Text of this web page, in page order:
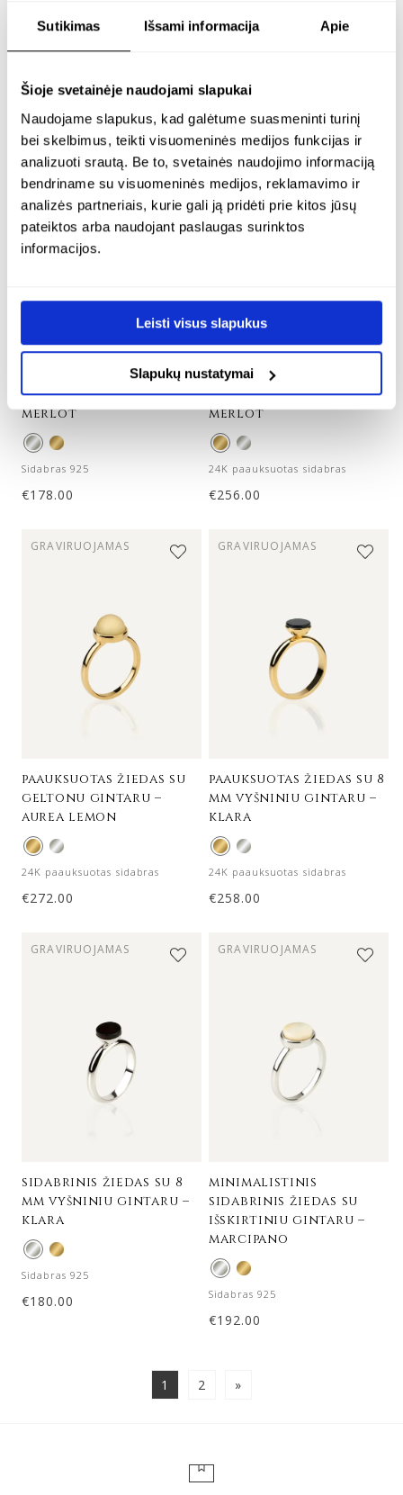
Sutikimas Išsami informacija Apie
Šioje svetainėje naudojami slapukai
Naudojame slapukus, kad galėtume suasmeninti turinį
bei skelbimus, teikti visuomeninės medijos funkcijas ir
analizuoti srautą. Be to, svetainės naudojimo informaciją
bendriname su visuomeninės medijos, reklamavimo ir
analizės partneriais, kurie gali ją pridėti prie kitos jūsų
pateiktos arba naudojant paslaugas surinktos
informacijos.
Leisti visus slapukus
Slapukų nustatymai
€188.00 €188.00
GRAVIRUOJAMAS
sidabrinis žiedas su 8
mm vyšniniu gintaru –
merlot
Sidabras 925
€178.00
GRAVIRUOJAMAS
paauksuotas žiedas su 8
mm vyšniniu gintaru –
merlot
24K paauksuotas sidabras
€256.00
GRAVIRUOJAMAS
paauksuotas žiedas su
geltonu gintaru –
aurea lemon
24K paauksuotas sidabras
€272.00
GRAVIRUOJAMAS
paauksuotas žiedas su 8
mm vyšniniu gintaru –
klara
24K paauksuotas sidabras
€258.00
GRAVIRUOJAMAS
sidabrinis žiedas su 8
mm vyšniniu gintaru –
klara
Sidabras 925
€180.00
GRAVIRUOJAMAS
minimalistinis
sidabrinis žiedas su
išskirtiniu gintaru –
marcipano
Sidabras 925
€192.00
1 2 »